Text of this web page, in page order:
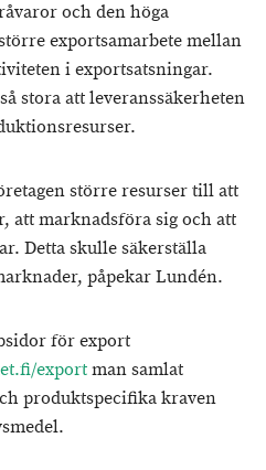
och den höga
exportsamarbete mellan
i exportsatsningar.
stora att leveranssäkerheten
större resurser till att
att marknadsföra sig och att
Detta skulle säkerställa
påpekar Lundén.
för export
exportman samlat
produktspecifika kraven